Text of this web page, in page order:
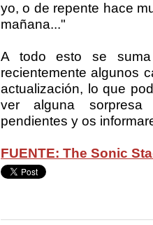
yo, o de repente hace
mañana..."
A todo esto se
recientemente algunos
actualización, lo que
ver alguna sorpresa
pendientes y os
FUENTE: The Sonic